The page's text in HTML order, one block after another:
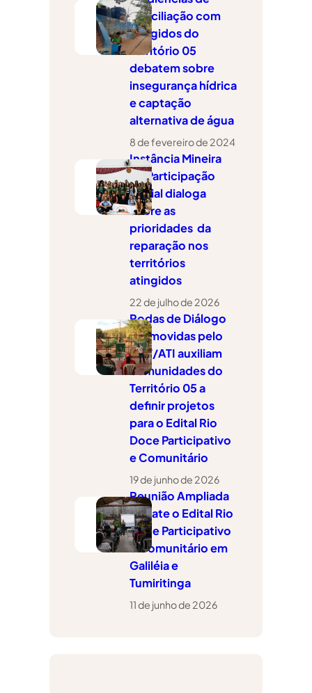
conciliação com
atingidos do
território 05
debatem sobre
insegurança hídrica
e captação
alternativa de água
8 de fevereiro de 2024
Instância Mineira
de Participação
Social dialoga
sobre as
prioridades da
reparação nos
territórios
atingidos
22 de julho de 2026
Rodas de Diálogo
promovidas pelo
CAT/ATI auxiliam
comunidades do
Território 05 a
definir projetos
para o Edital Rio
Doce Participativo
e Comunitário
19 de junho de 2026
Reunião Ampliada
debate o Edital Rio
Doce Participativo
e Comunitário em
Galiléia e
Tumiritinga
11 de junho de 2026